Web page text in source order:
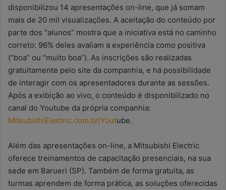
disponibilizou 14 apresentações on-line, que já somam
mais de 20 mil visualizações. A aceitação do conteúdo por
parte dos “alunos” mostra que a iniciativa está no caminho
correto: 96% deles avaliam a experiência como positiva
(“boa” ou “muito boa”). As inscrições são realizadas
gratuitamente pelo site da companhia, e há possibilidade
de interagir com os apresentadores durante as sessões.
Após a exibição ao vivo, o conteúdo é disponibilizado no
canal do Youtube da própria companhia:
MitsubishiElectric.com.br/Youtube.
Além das apresentações on-line, a Mitsubishi Electric
oferece treinamentos de capacitação presenciais, na sua
sede em Barueri (SP). Também de forma gratuita, as
turmas aprendem de forma prática, as soluções oferecidas